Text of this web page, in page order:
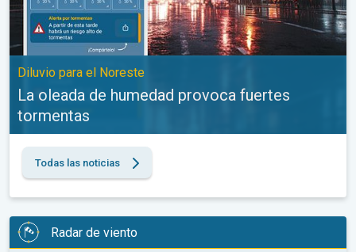
Diluvio para el Noreste
La oleada de humedad provoca fuertes
tormentas
Todas las noticias
Radar de viento